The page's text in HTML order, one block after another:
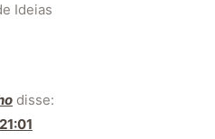
Ideias
disse: